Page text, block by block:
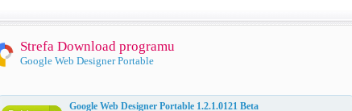
Strefa Download programu
Google Web Designer Portable
Google Web Designer Portable 1.2.1.0121 Beta